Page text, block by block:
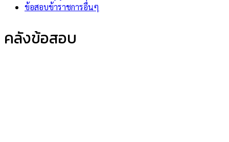
ข้อสอบข้าราชการอื่นๆ
คลังข้อสอบ